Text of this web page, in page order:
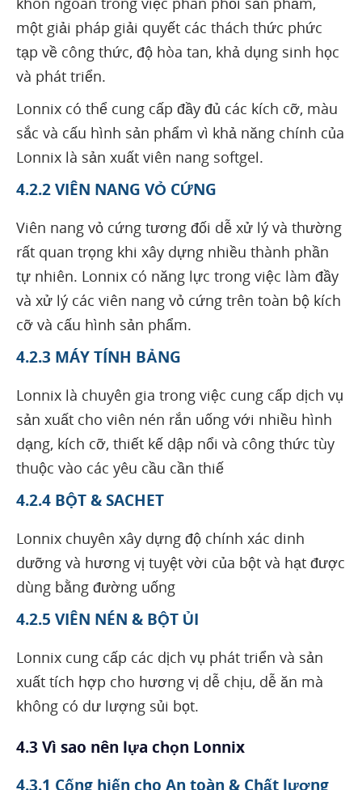
một giải pháp giải quyết các thách thức phức
tạp về công thức, độ hòa tan, khả dụng sinh học
và phát triển.
Lonnix có thể cung cấp đầy đủ các kích cỡ, màu
sắc và cấu hình sản phẩm vì khả năng chính của
Lonnix là sản xuất viên nang softgel.
4.2.2 VIÊN NANG VỎ CỨNG
Viên nang vỏ cứng tương đối dễ xử lý và thường
rất quan trọng khi xây dựng nhiều thành phần
tự nhiên. Lonnix có năng lực trong việc làm đầy
và xử lý các viên nang vỏ cứng trên toàn bộ kích
cỡ và cấu hình sản phẩm.
4.2.3 MÁY TÍNH BẢNG
Lonnix là chuyên gia trong việc cung cấp dịch vụ
sản xuất cho viên nén rắn uống với nhiều hình
dạng, kích cỡ, thiết kế dập nổi và công thức tùy
thuộc vào các yêu cầu cần thiế
4.2.4 BỘT & SACHET
Lonnix chuyên xây dựng độ chính xác dinh
dưỡng và hương vị tuyệt vời của bột và hạt được
dùng bằng đường uống
4.2.5 VIÊN NÉN & BỘT ỦI
Lonnix cung cấp các dịch vụ phát triển và sản
xuất tích hợp cho hương vị dễ chịu, dễ ăn mà
không có dư lượng sủi bọt.
4.3 Vì sao nên lựa chọn Lonnix
4.3.1 Cống hiến cho An toàn & Chất lượng